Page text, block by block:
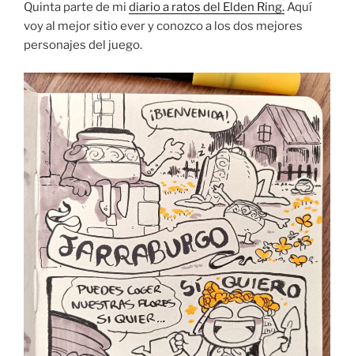
(III)”
Quinta parte de mi diario a ratos del Elden Ring.Aquí
voy al mejor sitio ever y conozco a los dos mejores
personajes del juego.